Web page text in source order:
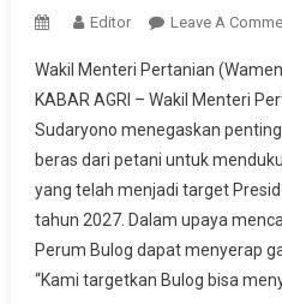
Editor Leave A
Wakil Menteri Pertanian
KABAR AGRI – Wakil Menteri
Sudaryono menegaskan
beras dari petani untuk
yang telah menjadi target
tahun 2027. Dalam upaya
Perum Bulog dapat menyerap
“Kami targetkan Bulog bisa